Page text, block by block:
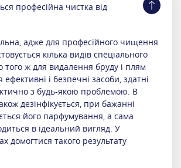
професійна чистка від
адже для професійного чищення
кілька видів спеціального
ж для видалення бруду і плям
ефективні і безпечні засоби, здатні
з будь-якою проблемою. В
дезінфікується, при бажанні
його парфумування, а сама
в ідеальний вигляд. У
домогтися такого результату